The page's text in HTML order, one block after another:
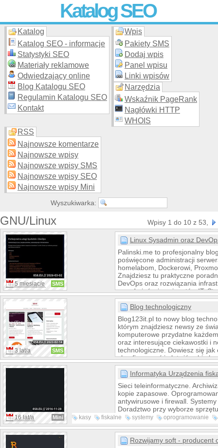
Katalog SEO
Skuteczna i promocja stron WWW –
moderowanego katalogu za darmo!
Katalog
Katalog SEO - informacje
Statystyki SEO
Materiały reklamowe
Odwiedzający online
Blog Katalogu SEO
Regulamin Katalogu SEO
Kontakt
Wpis
Pakiety SMS
Dodaj wpis
Panel wpisu
Linki wpisów
Narzędzia
Wskaźnik PageRank
Nagłówki HTTP
WHOIS
RSS
Najnowsze komentarze
Najnowsze wpisy
Najnowsze wpisy SMS
Najnowsze wpisy SEO
Najnowsze wpisy Mini
Wyszukiwarka:
GNU/Linux Wpisy 1 do 10 z 53,
5 miesiąc/e SMS
Linux Sysadmin oraz
Palinski.me to profesjonalny
poświęcone administracji
homelabom, Dockerowi,
Znajdziesz tu praktyczne
DevOps oraz rozwiązania
sysadminów i pasjonatów IT.
realne wdrożenia, konfiguracje
VPN, backupy i monitoring,
infrastrukturę IT.
3 lat/a SMS
Blog technologiczny
Blog123it.pl to nowy blog
którym znajdziesz newsy ze
komputerowe przydatne
oraz interesujące ciekawostki i
technologiczne. Dowiesz się jak
skonfigurować i ułatwić sobie
popularnych systemów
Windows, Linux i Android.
16 lat/a Mini
Informatyka Urządzenia
Sieci teleinformatyczne.
kopie zapasowe.
antywirusowe i firewall.
Doradztwo przy wyborze
oprogramowania.
kasy fiskalne systemy
oprogramowanie
drukarki
sprzedaży rumia
Rozwijamy soft - producent